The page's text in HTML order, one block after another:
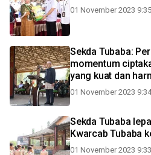
01 November 2023
Sekda Tubaba:
momentum
yang kuat dan
01 November 2023
Sekda Tubaba
Kwarcab Tubaba
01 November 2023